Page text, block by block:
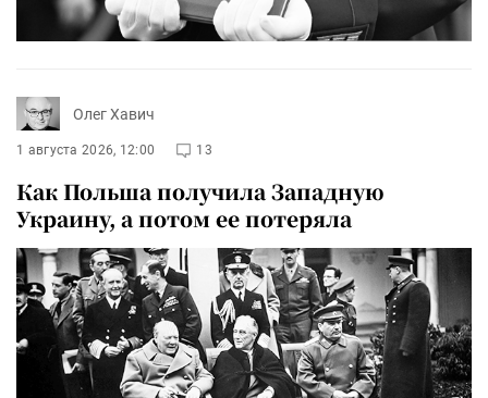
Олег Хавич
1 августа 2026, 12:00 13
Как Польша получила Западную
Украину, а потом ее потеряла